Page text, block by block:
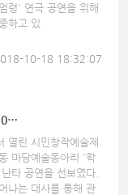
령' 연극 공연을 위해
하고 있
10-18 18:32:07
열린 시민창작예술제
마당예술동아리 '학
타 공연을 선보였다.
나는 대사를 통해 관